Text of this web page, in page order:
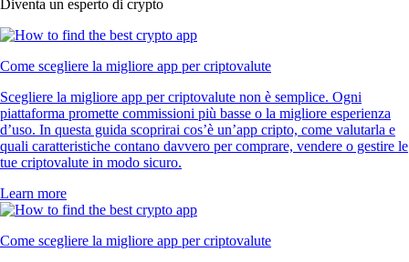
Diventa un esperto di crypto
Come scegliere la migliore app per criptovalute
Scegliere la migliore app per criptovalute non è semplice. Ogni
piattaforma promette commissioni più basse o la migliore esperienza
d’uso. In questa guida scoprirai cos’è un’app cripto, come valutarla e
quali caratteristiche contano davvero per comprare, vendere o gestire le
tue criptovalute in modo sicuro.
Learn more
Come scegliere la migliore app per criptovalute